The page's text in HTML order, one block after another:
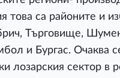
това са районите и
Търговище,
и Бургас. Очаква
лозарския сектор в